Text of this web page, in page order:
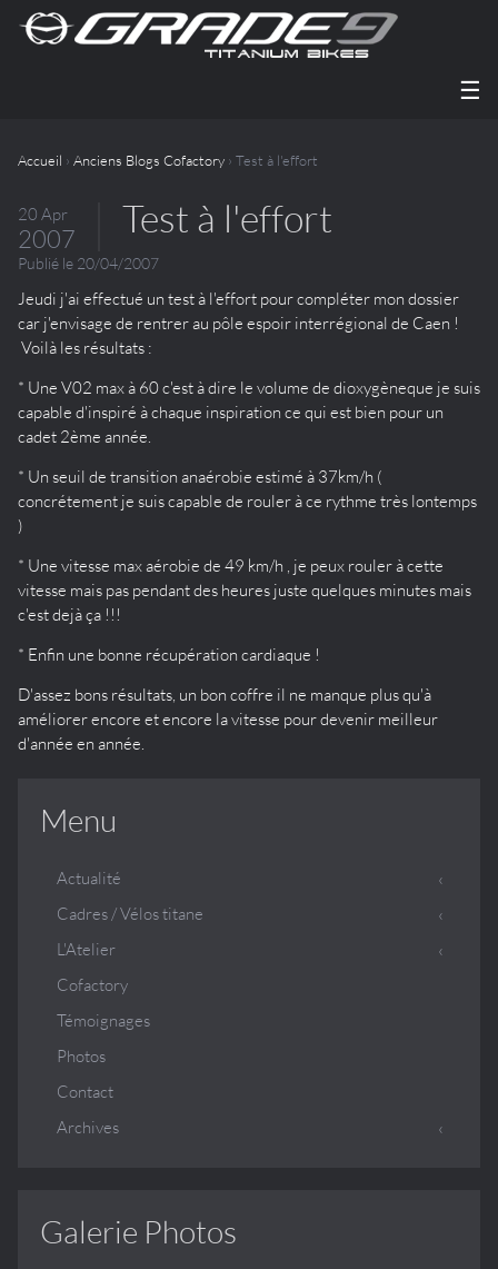
☰
Accueil › Anciens Blogs Cofactory › Test à l'effort
20 Apr
2007 Test à l'effort
Publié le 20/04/2007
Jeudi j'ai effectué un test à l'effort pour compléter mon dossier
car j'envisage de rentrer au pôle espoir interrégional de Caen !
Voilà les résultats :
* Une V02 max à 60 c'est à dire le volume de dioxygèneque je suis
capable d'inspiré à chaque inspiration ce qui est bien pour un
cadet 2ème année.
* Un seuil de transition anaérobie estimé à 37km/h (
concrétement je suis capable de rouler à ce rythme très lontemps
)
* Une vitesse max aérobie de 49 km/h , je peux rouler à cette
vitesse mais pas pendant des heures juste quelques minutes mais
c'est dejà ça !!!
* Enfin une bonne récupération cardiaque !
D'assez bons résultats, un bon coffre il ne manque plus qu'à
améliorer encore et encore la vitesse pour devenir meilleur
d'année en année.
Menu
Actualité
Cadres / Vélos titane
L'Atelier
Cofactory
Témoignages
Photos
Contact
Archives
Galerie Photos